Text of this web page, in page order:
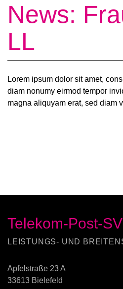
News:
LL
Lorem ipsum dolor sit amet,
diam nonumy eirmod tempor
magna aliquyam erat, sed diam
Telekom-Post-
LEISTUNGS- UND
Apfelstraße 23 A
33613 Bielefeld